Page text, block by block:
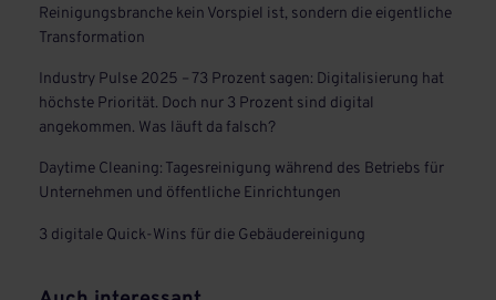
Reinigungsbranche kein Vorspiel ist, sondern die eigentliche
Transformation
Industry Pulse 2025 – 73 Prozent sagen: Digitalisierung hat
höchste Priorität. Doch nur 3 Prozent sind digital
angekommen. Was läuft da falsch?
Daytime Cleaning: Tagesreinigung während des Betriebs für
Unternehmen und öffentliche Einrichtungen
3 digitale Quick-Wins für die Gebäudereinigung